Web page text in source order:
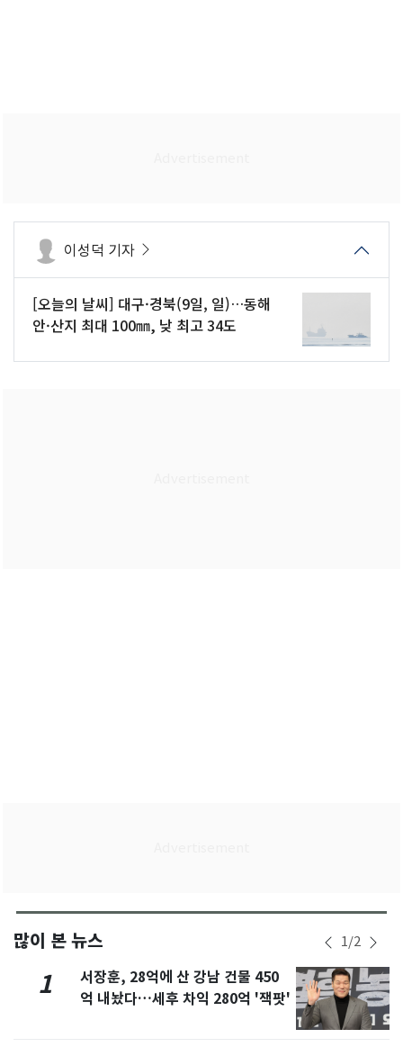
이성덕 기자
[오늘의 날씨] 대구·경북(9일, 일)…동해
안·산지 최대 100㎜, 낮 최고 34도
많이 본 뉴스 1/2
1
서장훈, 28억에 산 강남 건물 450
억 내놨다…세후 차익 280억 '잭팟'